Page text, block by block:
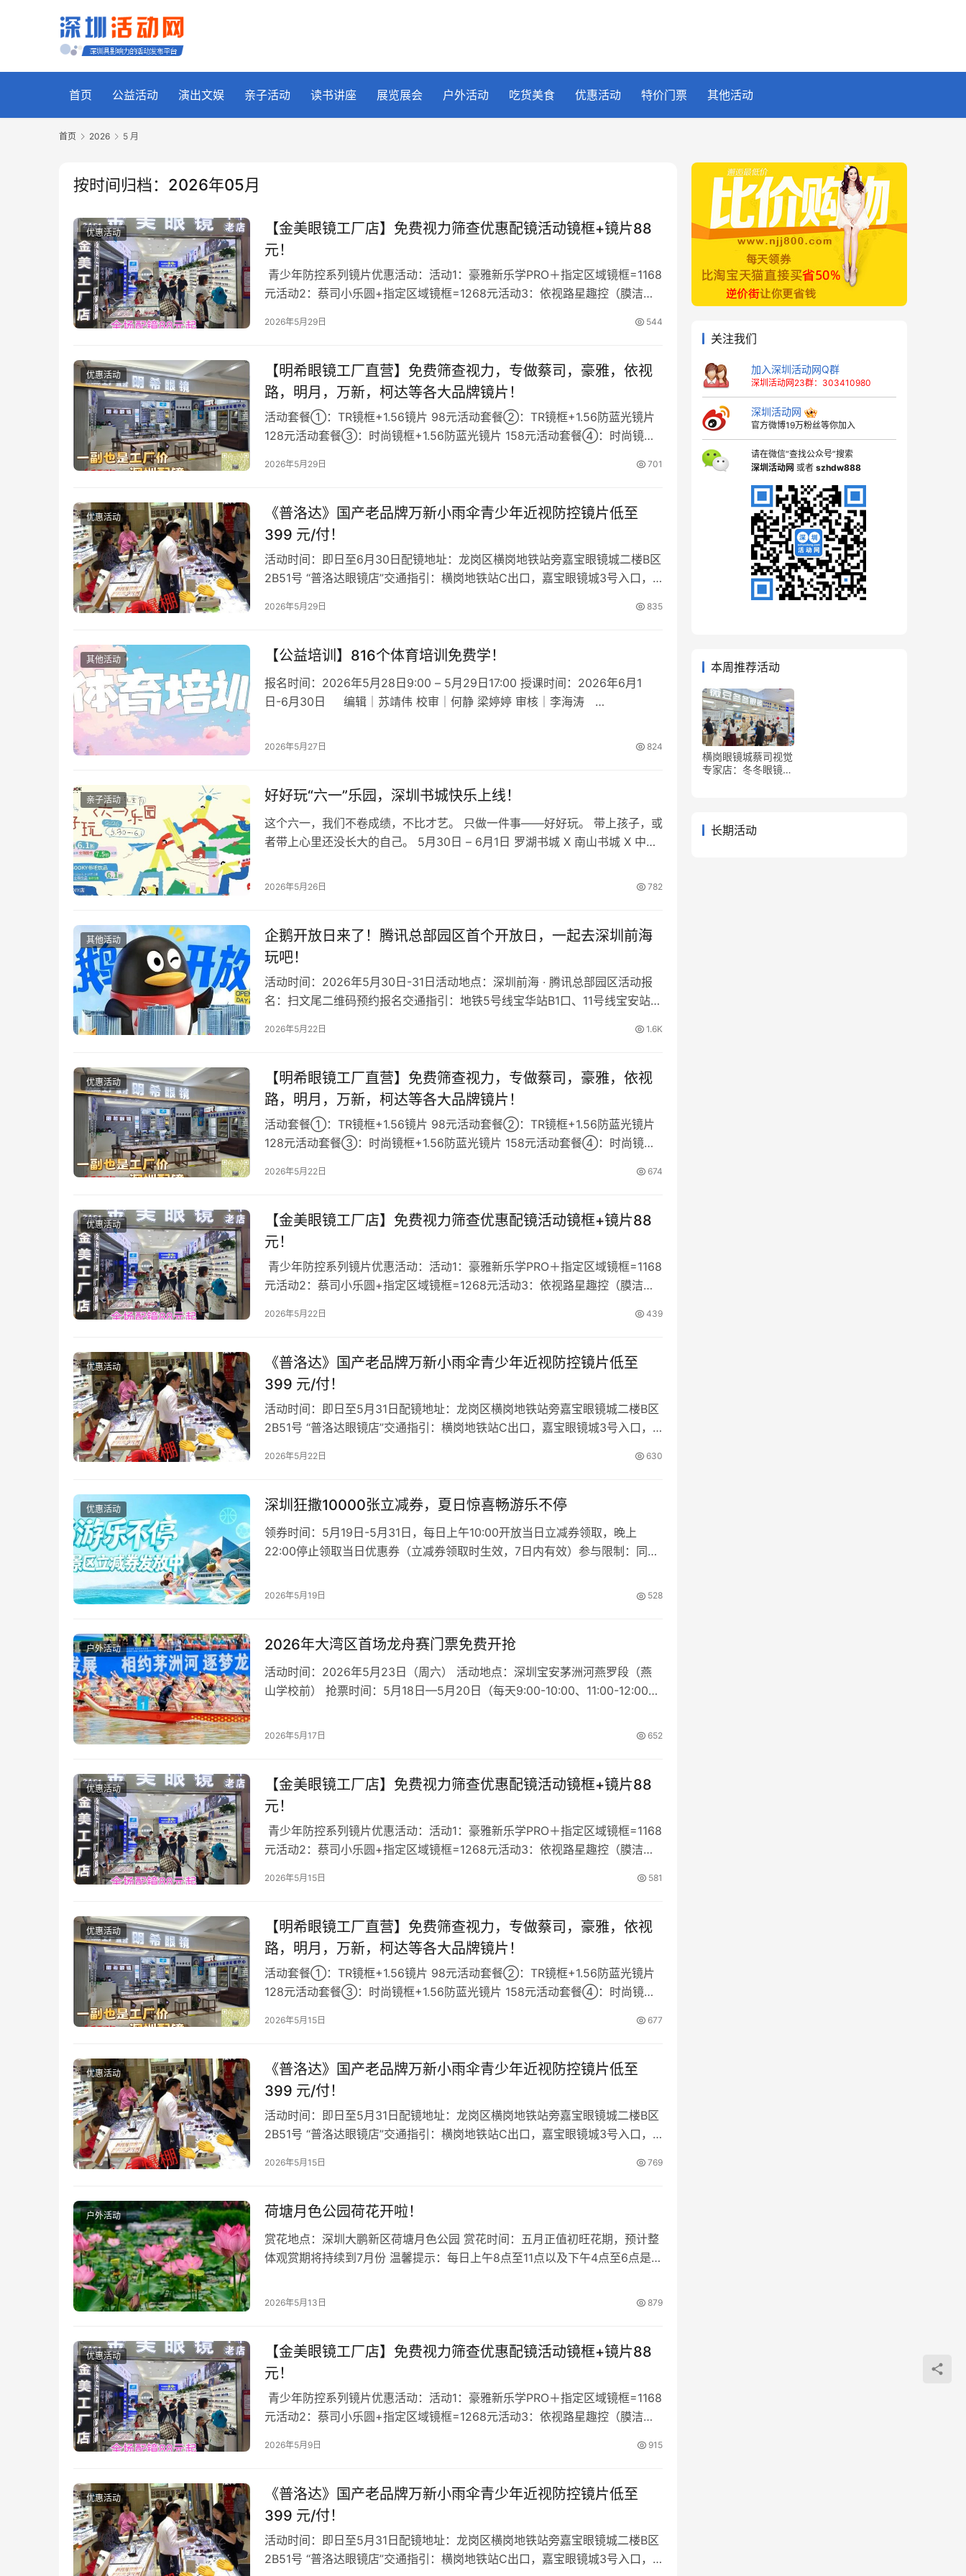
首页 公益活动 演出文娱 亲子活动 读书讲座 展览展会 户外活动 吃货美食 优惠活动 特价门票 其他活动
首页 2026 5 月
按时间归档：2026年05月
优惠活动
【金美眼镜工厂店】免费视力筛查优惠配镜活动镜框+镜片88
元！
青少年防控系列镜片优惠活动：活动1：豪雅新乐学PRO＋指定区域镜框=1168
元活动2：蔡司小乐圆+指定区域镜框=1268元活动3：依视路星趣控（膜洁）
2026年5月29日 544
优惠活动
【明希眼镜工厂直营】免费筛查视力，专做蔡司，豪雅，依视
路，明月，万新，柯达等各大品牌镜片！
活动套餐①：TR镜框+1.56镜片 98元活动套餐②：TR镜框+1.56防蓝光镜片
128元活动套餐③：时尚镜框+1.56防蓝光镜片 158元活动套餐④：时尚镜框
2026年5月29日 701
优惠活动
《普洛达》国产老品牌万新小雨伞青少年近视防控镜片低至
399 元/付！
活动时间：即日至6月30日配镜地址：龙岗区横岗地铁站旁嘉宝眼镜城二楼B区
2B51号 “普洛达眼镜店”交通指引：横岗地铁站C出口，嘉宝眼镜城3号入口，
2026年5月29日 835
其他活动 【公益培训】816个体育培训免费学！
报名时间：2026年5月28日9:00 – 5月29日17:00 授课时间：2026年6月1
日-6月30日 编辑｜苏靖伟 校审｜何静 梁婷婷 审核｜李海涛 …
2026年5月27日 824
亲子活动 好好玩“六一”乐园，深圳书城快乐上线！
这个六一，我们不卷成绩，不比才艺。 只做一件事——好好玩。 带上孩子，或
者带上心里还没长大的自己。 5月30日 – 6月1日 罗湖书城 X 南山书城 X 中心
2026年5月26日 782
其他活动
企鹅开放日来了！腾讯总部园区首个开放日，一起去深圳前海
玩吧！
活动时间：2026年5月30日-31日活动地点：深圳前海 · 腾讯总部园区活动报
名：扫文尾二维码预约报名交通指引：地铁5号线宝华站B1口、11号线宝安站C
2026年5月22日 1.6K
优惠活动
【明希眼镜工厂直营】免费筛查视力，专做蔡司，豪雅，依视
路，明月，万新，柯达等各大品牌镜片！
活动套餐①：TR镜框+1.56镜片 98元活动套餐②：TR镜框+1.56防蓝光镜片
128元活动套餐③：时尚镜框+1.56防蓝光镜片 158元活动套餐④：时尚镜框
2026年5月22日 674
优惠活动
【金美眼镜工厂店】免费视力筛查优惠配镜活动镜框+镜片88
元！
青少年防控系列镜片优惠活动：活动1：豪雅新乐学PRO＋指定区域镜框=1168
元活动2：蔡司小乐圆+指定区域镜框=1268元活动3：依视路星趣控（膜洁）
2026年5月22日 439
优惠活动
《普洛达》国产老品牌万新小雨伞青少年近视防控镜片低至
399 元/付！
活动时间：即日至5月31日配镜地址：龙岗区横岗地铁站旁嘉宝眼镜城二楼B区
2B51号 “普洛达眼镜店”交通指引：横岗地铁站C出口，嘉宝眼镜城3号入口，
2026年5月22日 630
优惠活动 深圳狂撒10000张立减券，夏日惊喜畅游乐不停
领券时间：5月19日-5月31日，每日上午10:00开放当日立减券领取，晚上
22:00停止领取当日优惠券（立减券领取时生效，7日内有效）参与限制：同一
2026年5月19日 528
户外活动 2026年大湾区首场龙舟赛门票免费开抢
活动时间：2026年5月23日（周六） 活动地点：深圳宝安茅洲河燕罗段（燕
山学校前） 抢票时间：5月18日—5月20日（每天9:00-10:00、11:00-12:00、
2026年5月17日 652
优惠活动
【金美眼镜工厂店】免费视力筛查优惠配镜活动镜框+镜片88
元！
青少年防控系列镜片优惠活动：活动1：豪雅新乐学PRO＋指定区域镜框=1168
元活动2：蔡司小乐圆+指定区域镜框=1268元活动3：依视路星趣控（膜洁）
2026年5月15日 581
优惠活动
【明希眼镜工厂直营】免费筛查视力，专做蔡司，豪雅，依视
路，明月，万新，柯达等各大品牌镜片！
活动套餐①：TR镜框+1.56镜片 98元活动套餐②：TR镜框+1.56防蓝光镜片
128元活动套餐③：时尚镜框+1.56防蓝光镜片 158元活动套餐④：时尚镜框
2026年5月15日 677
优惠活动
《普洛达》国产老品牌万新小雨伞青少年近视防控镜片低至
399 元/付！
活动时间：即日至5月31日配镜地址：龙岗区横岗地铁站旁嘉宝眼镜城二楼B区
2B51号 “普洛达眼镜店”交通指引：横岗地铁站C出口，嘉宝眼镜城3号入口，
2026年5月15日 769
户外活动 荷塘月色公园荷花开啦！
赏花地点：深圳大鹏新区荷塘月色公园 赏花时间：五月正值初旺花期，预计整
体观赏期将持续到7月份 温馨提示：每日上午8点至11点以及下午4点至6点是光
2026年5月13日 879
优惠活动
【金美眼镜工厂店】免费视力筛查优惠配镜活动镜框+镜片88
元！
青少年防控系列镜片优惠活动：活动1：豪雅新乐学PRO＋指定区域镜框=1168
元活动2：蔡司小乐圆+指定区域镜框=1268元活动3：依视路星趣控（膜洁）
2026年5月9日 915
优惠活动
《普洛达》国产老品牌万新小雨伞青少年近视防控镜片低至
399 元/付！
活动时间：即日至5月31日配镜地址：龙岗区横岗地铁站旁嘉宝眼镜城二楼B区
2B51号 “普洛达眼镜店”交通指引：横岗地铁站C出口，嘉宝眼镜城3号入口，
关注我们
加入深圳活动网Q群
深圳活动网23群：303410980
深圳活动网
官方微博19万粉丝等你加入
请在微信“查找公众号”搜索
深圳活动网 或者 szhdw888
本周推荐活动
横岗眼镜城蔡司视觉
专家店：冬冬眼镜&
长期活动